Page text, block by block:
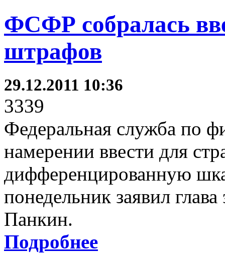
ФСФР собралась
штрафов
29.12.2011 10:36
3339
Федеральная служба по
намерении ввести для
дифференцированную
понедельник заявил
Панкин.
Подробнее